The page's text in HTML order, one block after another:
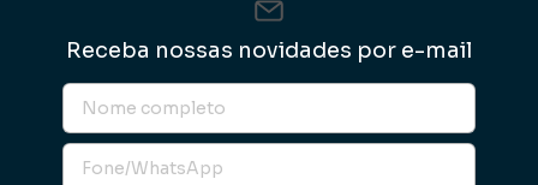
Receba nossas novidades por e-mail